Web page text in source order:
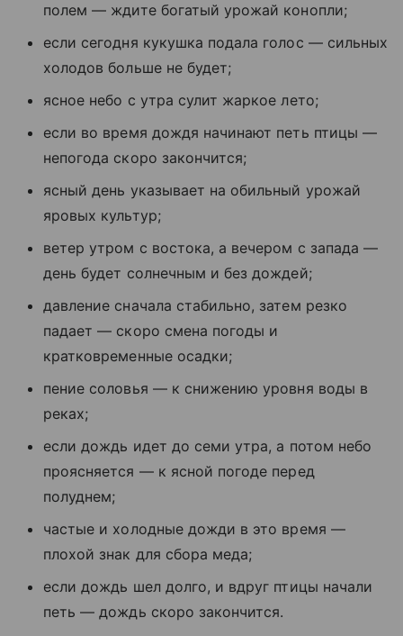
полем — ждите богатый урожай конопли;
если сегодня кукушка подала голос — сильных
холодов больше не будет;
ясное небо с утра сулит жаркое лето;
если во время дождя начинают петь птицы —
непогода скоро закончится;
ясный день указывает на обильный урожай
яровых культур;
ветер утром с востока, а вечером с запада —
день будет солнечным и без дождей;
давление сначала стабильно, затем резко
падает — скоро смена погоды и
кратковременные осадки;
пение соловья — к снижению уровня воды в
реках;
если дождь идет до семи утра, а потом небо
проясняется — к ясной погоде перед
полуднем;
частые и холодные дожди в это время —
плохой знак для сбора меда;
если дождь шел долго, и вдруг птицы начали
петь — дождь скоро закончится.